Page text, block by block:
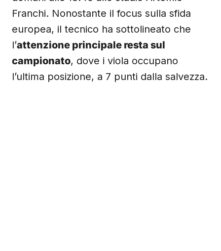
Franchi. Nonostante il focus sulla sfida
europea, il tecnico ha sottolineato che
l’attenzione principale resta sul
campionato, dove i viola occupano
l’ultima posizione, a 7 punti dalla salvezza.